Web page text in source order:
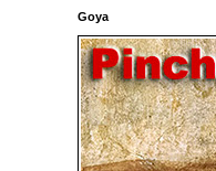
Goya